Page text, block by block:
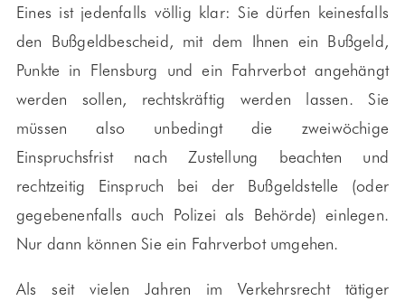
Eines ist jedenfalls völlig klar: Sie dürfen keinesfalls
den Bußgeldbescheid, mit dem Ihnen ein Bußgeld,
Punkte in Flensburg und ein Fahrverbot angehängt
werden sollen, rechtskräftig werden lassen. Sie
müssen also unbedingt die zweiwöchige
Einspruchsfrist nach Zustellung beachten und
rechtzeitig Einspruch bei der Bußgeldstelle (oder
gegebenenfalls auch Polizei als Behörde) einlegen.
Nur dann können Sie ein Fahrverbot umgehen.
Als seit vielen Jahren im Verkehrsrecht tätiger